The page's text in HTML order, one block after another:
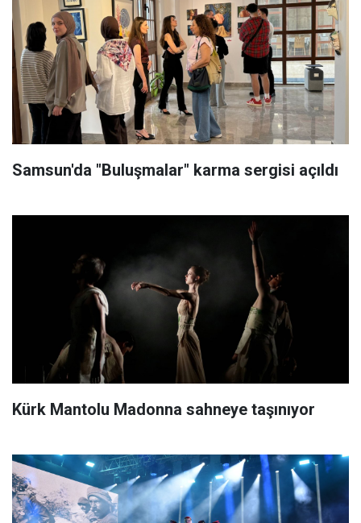
Samsun'da "Buluşmalar" karma sergisi açıldı
Kürk Mantolu Madonna sahneye taşınıyor